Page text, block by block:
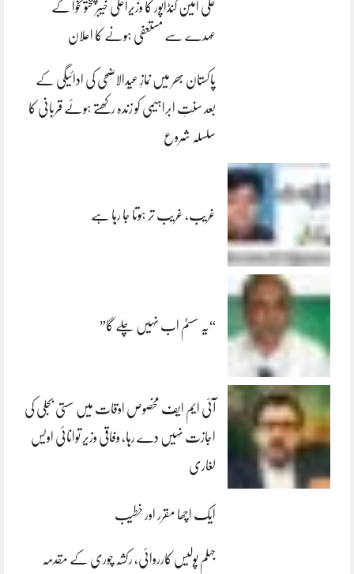
علی امین گنڈاپور کا وزیراعلیٰ خیبرپختونخوا کے
عہدے سے مستعفی ہونے کا اعلان
پاکستان بھر میں نمازِ عیدالاضحی کی ادائیگی کے
بعد سنتِ ابراہیمی کو زندہ رکھتے ہوئے قربانی کا
سلسلہ شروع
غریب، غریب تر ہوتا جا رہا ہے
“یہ سسٹم اب نہیں چلے گا”
آئی ایم ایف مخصوص اوقات میں سستی بجلی کی
اجازت نہیں دے رہا، وفاقی وزیر توانائی اویس
لغاری
ایک اچھا مقرر اور خطیب
جہلم پولیس کارروائی، رکشہ چوری کے مقدمہ